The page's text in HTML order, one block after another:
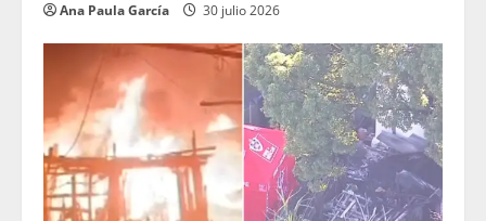
Ana Paula García 30 julio 2026